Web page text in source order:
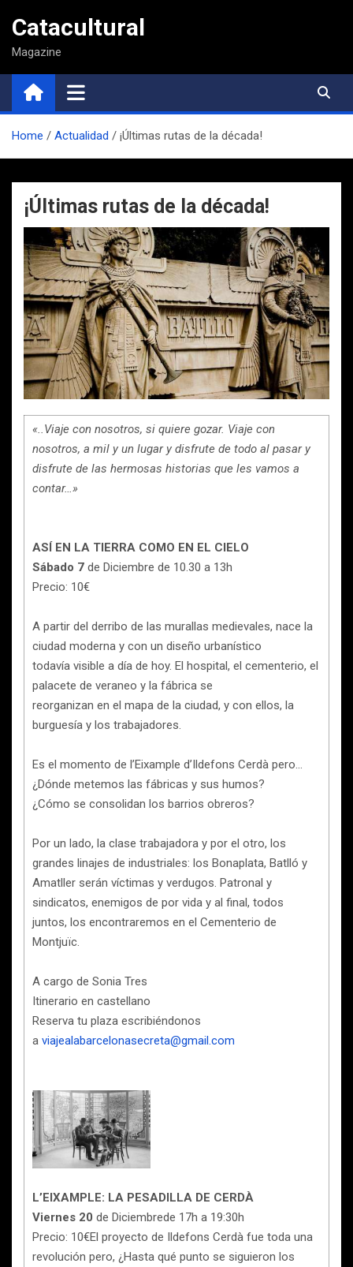
contenido
Catacultural
Magazine
Home Actualidad ¡Últimas rutas de la década!
¡Últimas rutas de la década!
«..Viaje con nosotros, si quiere gozar. Viaje con
nosotros, a mil y un lugar y disfrute de todo al pasar y
disfrute de las hermosas historias que les vamos a
contar…»
ASÍ EN LA TIERRA COMO EN EL CIELO
Sábado 7 de Diciembre de 10.30 a 13h
Precio: 10€
A partir del derribo de las murallas medievales, nace la
ciudad moderna y con un diseño urbanístico
todavía visible a día de hoy. El hospital, el cementerio, el
palacete de veraneo y la fábrica se
reorganizan en el mapa de la ciudad, y con ellos, la
burguesía y los trabajadores.
Es el momento de l’Eixample d’Ildefons Cerdà pero…
¿Dónde metemos las fábricas y sus humos?
¿Cómo se consolidan los barrios obreros?
Por un lado, la clase trabajadora y por el otro, los
grandes linajes de industriales: los Bonaplata, Batlló y
Amatller serán víctimas y verdugos. Patronal y
sindicatos, enemigos de por vida y al final, todos
juntos, los encontraremos en el Cementerio de
Montjuïc.
A cargo de Sonia Tres
Itinerario en castellano
Reserva tu plaza escribiéndonos
a viajealabarcelonasecreta@gmail.com
L’EIXAMPLE: LA PESADILLA DE CERDÀ
Viernes 20 de Diciembrede 17h a 19:30h
Precio: 10€El proyecto de Ildefons Cerdà fue toda una
revolución pero, ¿Hasta qué punto se siguieron los